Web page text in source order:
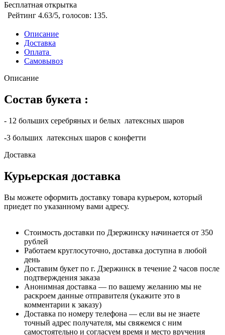
Бесплатная открытка
Рейтинг 4.63/5, голосов: 135.
Описание
Доставка
Оплата
Самовывоз
Описание
Состав букета :
- 12 больших серебряных и белых латексных шаров
-3 больших латексных шаров с конфетти
Доставка
Курьерская доставка
Вы можете оформить доставку товара курьером, который
приедет по указанному вами адресу.
Стоимость доставки по Дзержинску начинается от 350
рублей
Работаем круглосуточно, доставка доступна в любой
день
Доставим букет по г. Дзержинск в течение 2 часов после
подтверждения заказа
Анонимная доставка — по вашему желанию мы не
раскроем данные отправителя (укажите это в
комментарии к заказу)
Доставка по номеру телефона — если вы не знаете
точный адрес получателя, мы свяжемся с ним
самостоятельно и согласуем время и место вручения